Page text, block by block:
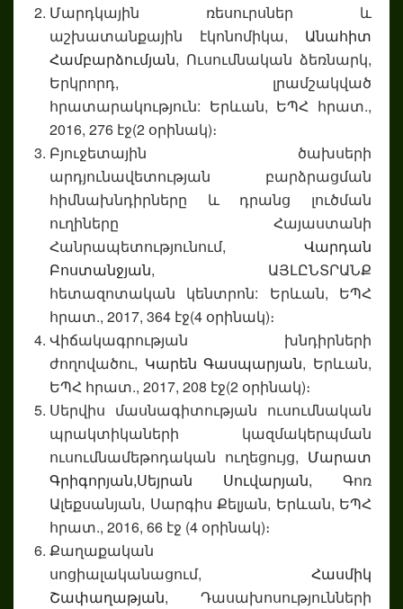
Մարդկային ռեսուրսներ և
աշխատանքային էկոնոմիկա, Անահիտ
Համբարձումյան, Ուսումնական ձեռնարկ,
Երկրորդ, լրամշակված
հրատարակություն: Երևան, ԵՊՀ հրատ.,
2016, 276 էջ(2 օրինակ)։
Բյուջետային ծախսերի
արդյունավետության բարձրացման
հիմնախնդիրները և դրանց լուծման
ուղիները Հայաստանի
Հանրապետությունում, Վարդան
Բոստանջյան, ԱՅԼԸՆՏՐԱՆՔ
հետազոտական կենտրոն: Երևան, ԵՊՀ
հրատ., 2017, 364 էջ(4 օրինակ)։
Վիճակագրության խնդիրների
ժողովածու, Կարեն Գասպարյան, Երևան,
ԵՊՀ հրատ., 2017, 208 էջ(2 օրինակ)։
Սերվիս մասնագիտության ուսումնական
պրակտիկաների կազմակերպման
ուսումնամեթոդական ուղեցույց, Մարատ
Գրիգորյան,Սեյրան Սուվարյան, Գոռ
Ալեքսանյան, Սարգիս Քելյան, Երևան, ԵՊՀ
հրատ., 2016, 66 էջ (4 օրինակ)։
Քաղաքական
սոցիալականացում, Հասմիկ
Շափաղաթյան, Դասախոսությունների